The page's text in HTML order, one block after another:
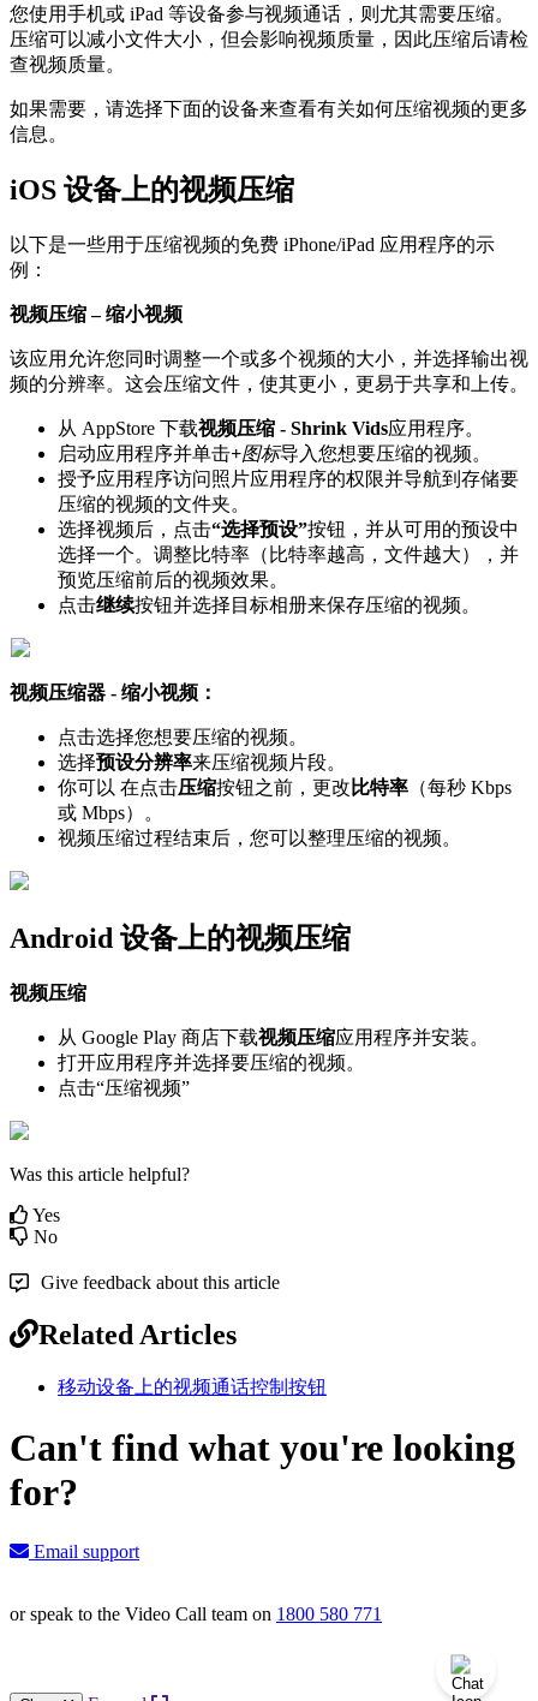
您使用手机或 iPad 等设备参与视频通话 ， 则 尤其需要压缩。
压缩可以减小文件大小 ， 但会影响视频质量 ， 因 此压缩后请检
查视频质量。
如果需要 ， 请选择下面的设备来查看有关如何压缩视频的更多
信息 。
iOS 设备上的视频压缩
以下是一些用于压缩视频的免费 iPhone/iPad 应用程序的示
例 ：
视频压缩 – 缩小视频
该应用 允许您同 时调整一个或多个视频的大小 ， 并选择输出视
频的分辨率。 这会压缩文件 ， 使其更小 ， 更易于共享和 上传。
从 AppStore 下载视频压缩 - Shrink Vids应用程序。
启动应用程序并单击+图标导 入您想要压缩的视频。
授予应用程序访问照 片应用程序的权限并导航到 存储要
压缩的视频的文件夹。
选择视频后 ， 点击“选择预设”按钮 ， 并从可用 的预设中
选择一个。 调整比特率 （ 比特率越高 ， 文件越大） ， 并
预览压缩前后的视频效果。
点击继续按钮并选择 目 标相册来保存压缩的视频。
视频压缩器 - 缩小视频 ：
点击选择您想要压缩的视频。
选择预设分辨率来压缩视频 片段。
你可以 在点击压缩按钮之前 ， 更改 比特率 （每秒 Kbps
或 Mbps）
。
视频压缩过程结束后 ， 您可以整理压缩的视频。
Android 设备上的视频压缩
视频压缩
从 Google Play 商店下载视频压缩应用程序并安装。
打开应用程序并选择要压缩的视频。
点击“压缩视频”
Was this article helpful?
Yes
No
Give feedback about this article
Related Articles
移动设备上的视频通话控制按钮
Can't find what you're looking
for?
Email support
or speak to the Video Call team on 1800 580 771